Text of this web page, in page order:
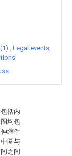
括内
均包
缩件
圈与
之间
Legal events